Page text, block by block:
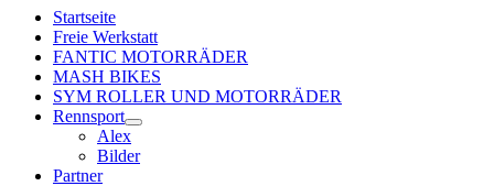
Startseite
Freie Werkstatt
FANTIC MOTORRÄDER
MASH BIKES
SYM ROLLER UND MOTORRÄDER
Rennsport
open
menu
Alex
Bilder
Partner